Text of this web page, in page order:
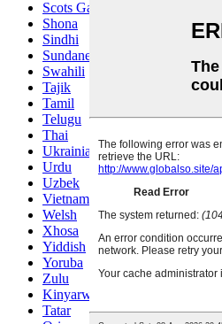
Scots Gaelic
Shona
Sindhi
Sundanese
Swahili
Tajik
Tamil
Telugu
Thai
Ukrainian
Urdu
Uzbek
Vietnamese
Welsh
Xhosa
Yiddish
Yoruba
Zulu
Kinyarwanda
Tatar